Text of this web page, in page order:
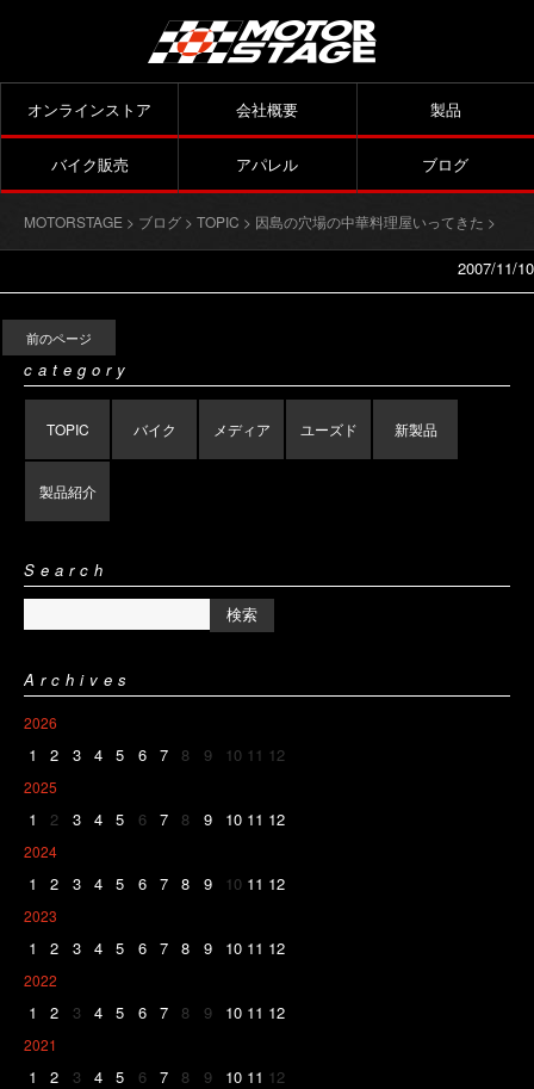
オンラインストア 会社概要 製品
バイク販売 アパレル ブログ
MOTORSTAGE > ブログ > TOPIC > 因島の穴場の中華料理屋いってきた >
2007/11/10
前のページ
category
TOPIC バイク メディア ユーズド 新製品
製品紹介
Search
Archives
2026
1 2 3 4 5 6 7 8 9 10 11 12
2025
1 2 3 4 5 6 7 8 9 10 11 12
2024
1 2 3 4 5 6 7 8 9 10 11 12
2023
1 2 3 4 5 6 7 8 9 10 11 12
2022
1 2 3 4 5 6 7 8 9 10 11 12
2021
1 2 3 4 5 6 7 8 9 10 11 12